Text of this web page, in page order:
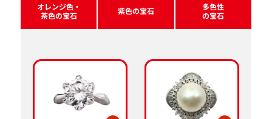
オレンジ色・
茶色の宝石
紫色の宝石
多色性
の宝石